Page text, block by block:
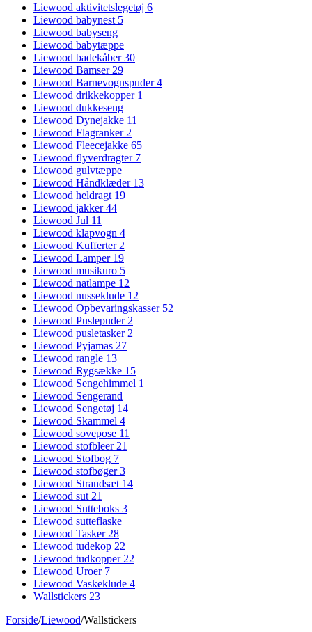
Liewood aktivitetslegetøj 6
Liewood babynest 5
Liewood babyseng
Liewood babytæppe
Liewood badekåber30
Liewood Bamser 29
Liewood Barnevognspuder4
Liewood drikkekopper 1
Liewood dukkeseng
Liewood Dynejakke 11
Liewood Flagranker 2
Liewood Fleecejakke 65
Liewood flyverdragter 7
Liewood gulvtæppe
Liewood Håndklæder 13
Liewood heldragt 19
Liewood jakker44
Liewood Jul 11
Liewood klapvogn 4
Liewood Kufferter 2
Liewood Lamper 19
Liewood musikuro 5
Liewood natlampe 12
Liewood nusseklude 12
Liewood Opbevaringskasser 52
Liewood Puslepuder 2
Liewood pusletasker 2
Liewood Pyjamas 27
Liewood rangle 13
Liewood Rygsække 15
Liewood Sengehimmel 1
Liewood Sengerand
Liewood Sengetøj 14
Liewood Skammel 4
Liewood sovepose 11
Liewood stofbleer 21
Liewood Stofbog 7
Liewood stofbøger3
Liewood Strandsæt 14
Liewood sut 21
Liewood Sutteboks 3
Liewood sutteflaske
Liewood Tasker 28
Liewood tudekop 22
Liewood tudkopper 22
Liewood Uroer 7
Liewood Vaskeklude 4
Wallstickers 23
Forside/Liewood/Wallstickers